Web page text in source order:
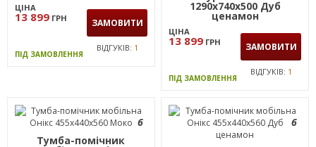
ЦІНА
ЗАМОВИТИ
Стіл журнальний Онікс
1290х740х500 Дуб
ЦІНА
ЗАМОВИТИ